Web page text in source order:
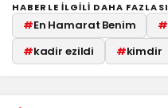
HABERLE ILGILI DAHA FAZLASI
#En Hamarat Benim #
#kadir ezildi #kimdir